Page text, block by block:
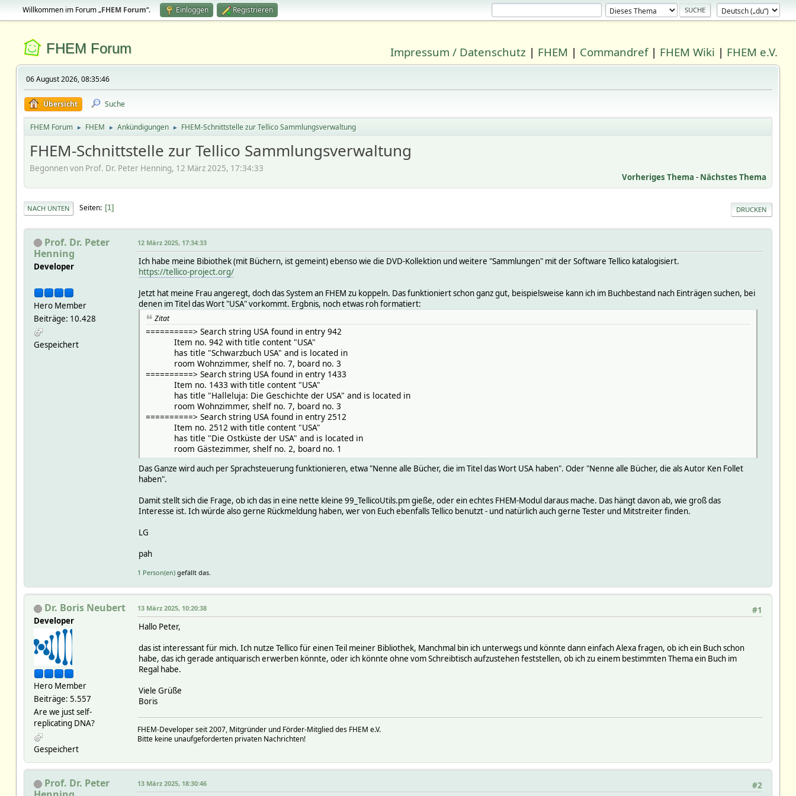
Willkommen im Forum „FHEM Forum“. Einloggen Registrieren
FHEM Forum Impressum / Datenschutz | FHEM | Commandref| FHEM Wiki | FHEM e.V.
06 August 2026, 08:35:46
Übersicht Suche
FHEM Forum ► FHEM ► Ankündigungen ► FHEM-Schnittstelle zur Tellico Sammlungsverwaltung
FHEM-Schnittstelle zur Tellico Sammlungsverwaltung
Begonnen von Prof. Dr. Peter Henning, 12 März 2025, 17:34:33
Vorheriges Thema - Nächstes Thema
DRUCKEN
NACH UNTEN Seiten 1
Prof. Dr. Peter
Henning
Developer
Hero Member
Beiträge: 10.428
Gespeichert
12 März 2025, 17:34:33
Ich habe meine Bibiothek (mit Büchern, ist gemeint) ebenso wie die DVD-Kollektion und weitere "Sammlungen" mit der Software Tellico katalogisiert.
https://tellico-project.org/
Jetzt hat meine Frau angeregt, doch das System an FHEM zu koppeln. Das funktioniert schon ganz gut, beispielsweise kann ich im Buchbestand nach Einträgen suchen, bei
denen im Titel das Wort "USA" vorkommt. Ergbnis, noch etwas roh formatiert:
Zitat
==========> Search string USA found in entry 942
Item no. 942 with title content "USA"
has title "Schwarzbuch USA" and is located in
room Wohnzimmer, shelf no. 7, board no. 3
==========> Search string USA found in entry 1433
Item no. 1433 with title content "USA"
has title "Halleluja: Die Geschichte der USA" and is located in
room Wohnzimmer, shelf no. 7, board no. 3
==========> Search string USA found in entry 2512
Item no. 2512 with title content "USA"
has title "Die Ostküste der USA" and is located in
room Gästezimmer, shelf no. 2, board no. 1
Das Ganze wird auch per Sprachsteuerung funktionieren, etwa "Nenne alle Bücher, die im Titel das Wort USA haben". Oder "Nenne alle Bücher, die als Autor Ken Follet
haben".
Damit stellt sich die Frage, ob ich das in eine nette kleine 99_TellicoUtils.pm gieße, oder ein echtes FHEM-Modul daraus mache. Das hängt davon ab, wie groß das
Interesse ist. Ich würde also gerne Rückmeldung haben, wer von Euch ebenfalls Tellico benutzt - und natürlich auch gerne Tester und Mitstreiter finden.
LG
pah
1 Person(en)gefällt das.
Dr. Boris Neubert
Developer
Hero Member
Beiträge: 5.557
Are we just self-
replicating DNA?
Gespeichert
#1
13 März 2025, 10:20:38
Hallo Peter,
das ist interessant für mich. Ich nutze Tellico für einen Teil meiner Bibliothek, Manchmal bin ich unterwegs und könnte dann einfach Alexa fragen, ob ich ein Buch schon
habe, das ich gerade antiquarisch erwerben könnte, oder ich könnte ohne vom Schreibtisch aufzustehen feststellen, ob ich zu einem bestimmten Thema ein Buch im
Regal habe.
Viele Grüße
Boris
FHEM-Developer seit 2007, Mitgründer und Förder-Mitglied des FHEM e.V.
Bitte keine unaufgeforderten privaten Nachrichten!
Prof. Dr. Peter
#2
13 März 2025, 18:30:46